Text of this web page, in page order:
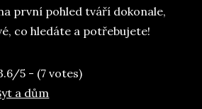
první pohled tváří dokonale,
co hledáte a potřebujete!
5 - (7 votes)
a dům